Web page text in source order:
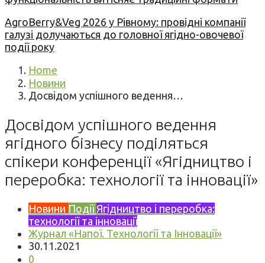
AgroBerry&Veg 2026 у Рівному: провідні компанії
галузі долучаються до головної ягідно-овочевої
події року
Home
Новини
Досвідом успішного ведення…
Досвідом успішного ведення
ягідного бізнесу поділяться
спікери конференції «Ягідництво і
переробка: технології та інновації»
Новини Події Ягідництво і переробка:
технології та інновації
Журнал «Напої. Технології та Інновації»
30.11.2021
0